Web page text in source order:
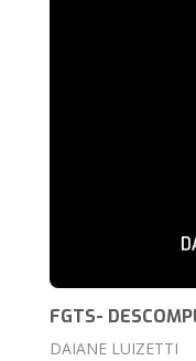
FGTS-
DAIANE LUIZETTI